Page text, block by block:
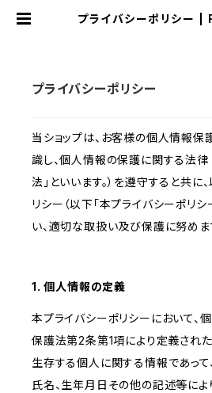
プライバシーポリシー |
プライバシーポリシー
当ショップは、お客様の個人情報
識し、個人情報の保護に関する法律
法」といいます。）を遵守すると共に
リシー（以下「本プライバシーポリシ
い、適切な取扱い及び保護に努めま
1. 個人情報の定義
本プライバシーポリシーにおいて、
保護法第2条第1項により定義された
生存する個人に関する情報であって
氏名、生年月日その他の記述等に